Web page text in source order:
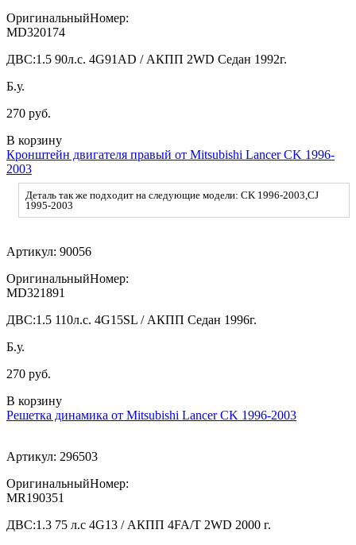
ОригинальныйНомер:
MD320174
ДВС:1.5 90л.с. 4G91AD / АКПП 2WD Седан 1992г.
Б.у.
270 руб.
В корзину
Кронштейн двигателя правый от Mitsubishi Lancer CK 1996-
2003
Деталь так же подходит на следующие модели: CK 1996-2003,CJ
1995-2003
Артикул: 90056
ОригинальныйНомер:
MD321891
ДВС:1.5 110л.с. 4G15SL / АКПП Седан 1996г.
Б.у.
270 руб.
В корзину
Решетка динамика от Mitsubishi Lancer CK 1996-2003
Артикул: 296503
ОригинальныйНомер:
MR190351
ДВС:1.3 75 л.с 4G13 / АКПП 4FA/T 2WD 2000 г.